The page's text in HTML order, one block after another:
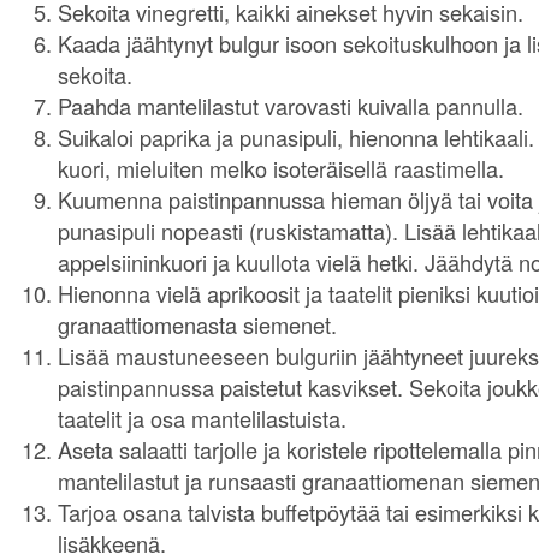
Sekoita vinegretti, kaikki ainekset hyvin sekaisin.
Kaada jäähtynyt bulgur isoon sekoituskulhoon ja
sekoita.
Paahda mantelilastut varovasti kuivalla pannulla.
Suikaloi paprika ja punasipuli, hienonna
kuori, mieluiten melko isoteräisellä raastimella.
Kuumenna paistinpannussa hieman öljyä tai
punasipuli nopeasti (ruskistamatta). Lisää
appelsiininkuori ja kuullota vielä hetki. Jäähdytä
Hienonna vielä aprikoosit ja taatelit pieniksi
granaattiomenasta siemenet.
Lisää maustuneeseen bulguriin jäähtyneet
paistinpannussa paistetut kasvikset. Sekoita
taatelit ja osa mantelilastuista.
Aseta salaatti tarjolle ja koristele ripottelemalla
mantelilastut ja runsaasti granaattiomenan
Tarjoa osana talvista buffetpöytää tai esimerkiksi
lisäkkeenä.